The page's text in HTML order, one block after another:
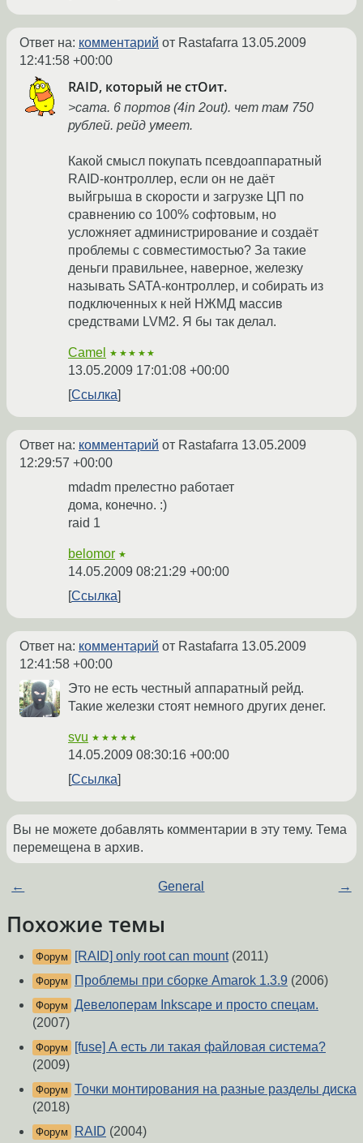
Ответ на: комментарий от Rastafarra 13.05.2009
12:41:58 +00:00
RAID, который не стОит.
>сата. 6 портов (4in 2out). чет там 750
рублей. рейд умеет.
Какой смысл покупать псевдоаппаратный
RAID-контроллер, если он не даёт
выйгрыша в скорости и загрузке ЦП по
сравнению со 100% софтовым, но
усложняет администрирование и создаёт
проблемы с совместимостью? За такие
деньги правильнее, наверное, железку
называть SATA-контроллер, и собирать из
подключенных к ней НЖМД массив
средствами LVM2. Я бы так делал.
Camel ★★★★★
13.05.2009 17:01:08 +00:00
Ссылка
Ответ на: комментарий от Rastafarra 13.05.2009
12:29:57 +00:00
mdadm прелестно работает
дома, конечно. :)
raid 1
belomor ★
14.05.2009 08:21:29 +00:00
Ссылка
Ответ на: комментарий от Rastafarra 13.05.2009
12:41:58 +00:00
Это не есть честный аппаратный рейд.
Такие железки стоят немного других денег.
svu ★★★★★
14.05.2009 08:30:16 +00:00
Ссылка
Вы не можете добавлять комментарии в эту тему. Тема
перемещена в архив.
← General →
Похожие темы
Форум [RAID] only root can mount(2011)
Форум Проблемы при сборке Amarok 1.3.9 (2006)
Форум Девелоперам Inkscape и просто спецам.
(2007)
Форум
[fuse] А есть ли такая файловая система?
(2009)
Форум Точки монтирования на разные разделы диска
(2018)
Форум RAID (2004)